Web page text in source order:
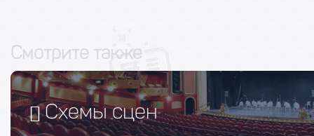
Смотрите также
Схемы сцен